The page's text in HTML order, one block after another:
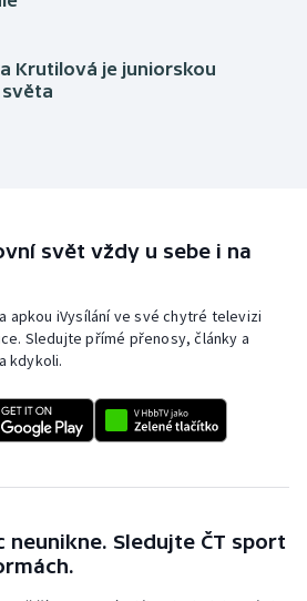
Krutilová je juniorskou
svět vždy u sebe i na
apkou iVysílání ve své chytré televizi
Sledujte přímé přenosy, články a
kdykoli.
neunikne. Sledujte ČT sport